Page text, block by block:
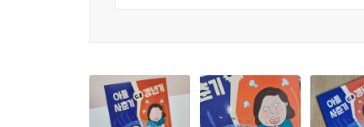
4학년 1학기 국어-가 1. 생각과 느낌을 나누어요
4학년 1학기 국어-나 10. 인물의 마음을 알아봐요
4학년 2학기 국어-가 4. 이야기 속 세상